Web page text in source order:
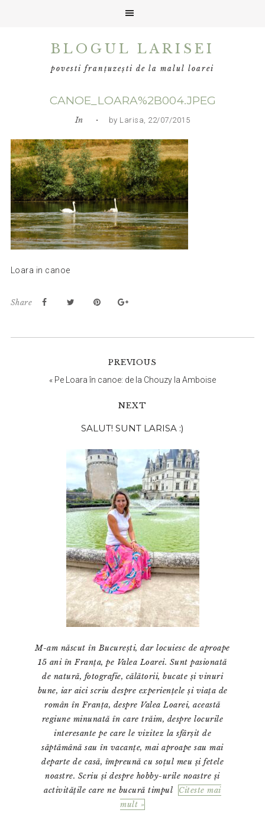
BLOGUL LARISEI
povesti franțuzești de la malul loarei
CANOE_LOARA%2B004.JPEG
In • by Larisa, 22/07/2015
Loara in canoe
Share
PREVIOUS
« Pe Loara în canoe: de la Chouzy la Amboise
NEXT
principală
SALUT! SUNT LARISA :)
M-am născut în București, dar locuiesc de aproape
15 ani în Franța, pe Valea Loarei. Sunt pasionată
de natură, fotografie, călătorii, bucate și vinuri
bune, iar aici scriu despre experiențele și viața de
român în Franța, despre Valea Loarei, această
regiune minunată în care trăim, despre locurile
interesante pe care le vizitez la sfârșit de
săptămână sau în vacanțe, mai aproape sau mai
departe de casă, împreună cu soțul meu și fetele
noastre. Scriu și despre hobby-urile noastre și
activitățile care ne bucură timpul
Citeste mai
mult »